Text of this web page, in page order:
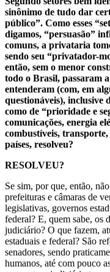
sinônimo de tudo dar
público”. Como esses
digamos, “persuasão”
comuns, a privataria
sendo seu “privatador-
então, sem o menor
todo o Brasil, passaram
entenderam (com, em
questionáveis), inclusive
como de “prioridade e
comunicações, energia
combustíveis,
países, resolveu?
RESOLVEU?
Se sim, por que, então,
prefeituras e câmaras de
legislativas, governos
federal? E, quem sabe, os
judiciário? O que fazem,
estaduais e federal? São
senadores, sendo
humanos, até com pouco